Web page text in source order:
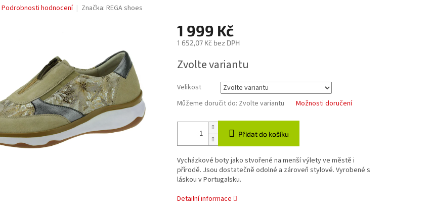
Podrobnosti hodnocení Značka: REGA shoes
1 999 Kč
1 652,07 Kč bez DPH
cena:
Zvolte variantu
Velikost
Můžeme doručit do: Zvolte variantu Možnosti doručení
Přidat do košíku
Vycházkové boty jako stvořené na menší výlety ve městě i
přírodě. Jsou dostatečně odolné a zároveň stylové. Vyrobené s
láskou v Portugalsku.
Detailní informace